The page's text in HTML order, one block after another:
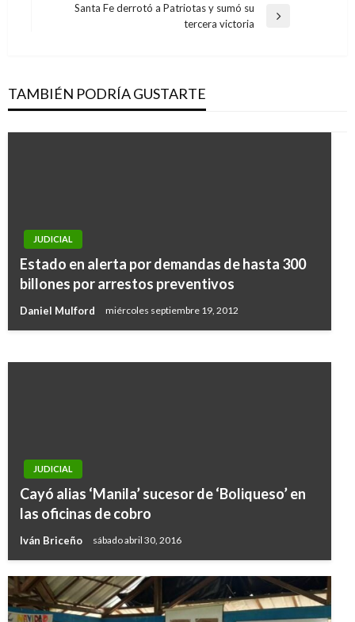
Santa Fe derrotó a Patriotas y sumó su
tercera victoria
TAMBIÉN PODRÍA GUSTARTE
JUDICIAL
Estado en alerta por demandas de hasta 300
billones por arrestos preventivos
Daniel Mulford miércoles septiembre 19, 2012
Conductor de bus imputado por homicidio
JUDICIAL
Cayó alias ‘Manila’ sucesor de ‘Boliqueso’ en
las oficinas de cobro
Iván Briceño sábado abril 30, 2016